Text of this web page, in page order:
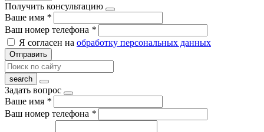
Получить консультацию
Ваше имя *
Ваш номер телефона *
Я согласен на обработку персональных данных
Отправить
Задать вопрос
Ваше имя *
Ваш номер телефона *